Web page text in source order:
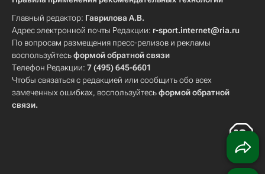
Главный редактор: Гаврилова А.В.
Адрес электронной почты Редакции: r-sport.internet@ria.ru
По вопросам размещения пресс-релизов и рекламы
воспользуйтесьформой обратной связи
Телефон Редакции: 7 (495) 645-6601
Чтобы связаться с редакцией или сообщить обо всех
замеченных ошибках, воспользуйтесьформой обратной
связи.